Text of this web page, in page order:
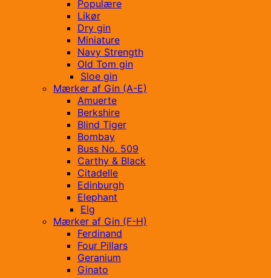
Populære
Likør
Dry gin
Miniature
Navy Strength
Old Tom gin
Sloe gin
Mærker af Gin (A-E)
Amuerte
Berkshire
Blind Tiger
Bombay
Buss No. 509
Carthy & Black
Citadelle
Edinburgh
Elephant
Elg
Mærker af Gin (F-H)
Ferdinand
Four Pillars
Geranium
Ginato